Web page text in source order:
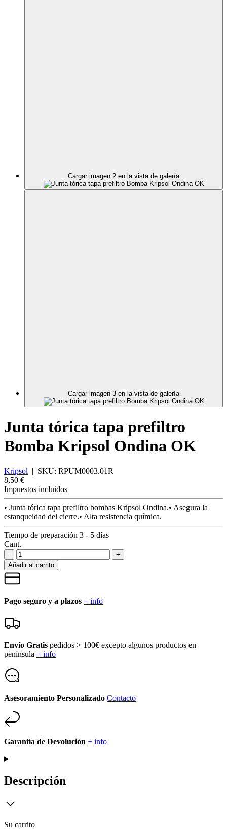
Cargar imagen 2 en la vista de galería
Cargar imagen 3 en la vista de galería
Junta tórica tapa prefiltro
Bomba Kripsol Ondina OK
Kripsol | SKU: RPUM0003.01R
8,50 €
Impuestos incluidos
• Junta tórica tapa prefiltro bombas Kripsol Ondina.• Asegura la
estanqueidad del cierre.• Alta resistencia química.
Tiempo de preparación 3 - 5 días
Cant.
-
+
Añadir al carrito
Pago seguro y a plazos + info
Envío Gratis pedidos > 100€ excepto algunos productos en
península + info
Asesoramiento Personalizado Contacto
Garantía de Devolución + info
Descripción
Su carrito